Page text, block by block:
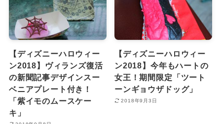
【ディズニーハロウィー
ン2018】ヴィランズ復活
の新聞記事デザインスー
ベニアプレート付き！
「紫イモのムースケー
キ」
【ディズニーハロウィー
ン2018】今年もハートの
女王！期間限定「ツート
ーンギョウザドッグ」
2018年9月3日